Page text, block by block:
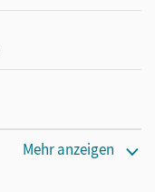
Mehr anzeigen